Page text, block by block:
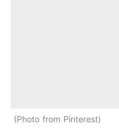
Photo from Pinterest